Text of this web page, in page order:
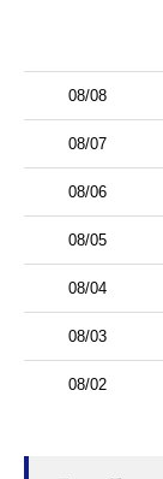
08/08
08/07
08/06
08/05
08/04
08/03
08/02